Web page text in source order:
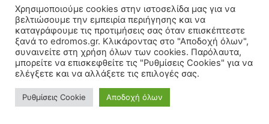
Εγγραφή συνδρομητή Πολιτική Διεθνή Κοινωνία
Πολιτισμός Αφιερώματα
© Δρόμος της Αριστεράς
Χρησιμοποιούμε cookies στην ιστοσελίδα μας για να
βελτιώσουμε την εμπειρία περιήγησης και να
καταγράφουμε τις προτιμήσεις σας όταν επισκέπτεστε
ξανά το edromos.gr. Κλικάροντας στο "Αποδοχή όλων",
συναινείτε στη χρήση όλων των cookies. Παρόλαυτα,
μπορείτε να επισκεφθείτε τις "Ρυθμίσεις Cookies" για να
ελέγξετε και να αλλάξετε τις επιλογές σας.
Ρυθμίσεις Cookie Αποδοχή όλων